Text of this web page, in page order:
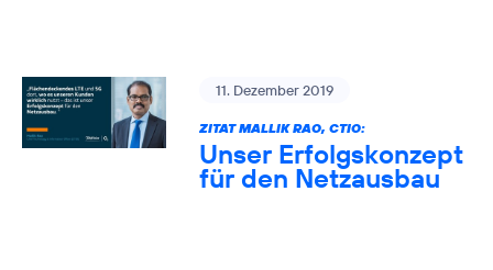
11. Dezember 2019
ZITAT MALLIK RAO, CTIO:
Unser Erfolgskonzept
für den Netzausbau